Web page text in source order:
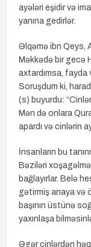
ayələri eşidir və
yanına gedirlər.
Əlqəmə ibn Qeys,
Məkkədə bir gecə
axtardımsa, fayda
Soruşdum ki,
(s) buyurdu:
Mən də onlara
apardı və cinlərin
İnsanların bu
Bəziləri
bağlayırlar. Belə
gətirmiş anaya və
başının üstünə
yaxınlaşa
Əgər cinlərdən